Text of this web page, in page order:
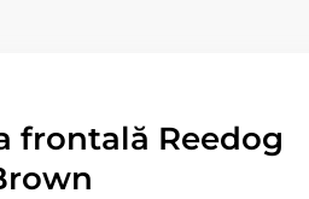
frontală Reedog